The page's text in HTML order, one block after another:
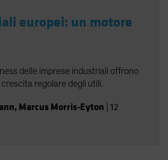
europei: un motore
delle imprese industriali offrono
regolare degli utili.
, Marcus Morris-Eyton 12